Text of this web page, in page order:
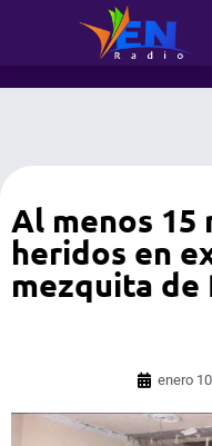
Al menos 15
heridos en
mezquita de
enero